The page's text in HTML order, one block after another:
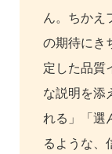
ん。ちかえ
の期待にき
定した品質
な説明を添
れる」「選
るような、